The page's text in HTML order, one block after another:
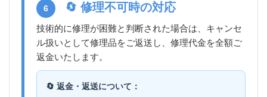
6 🔄 修理不可時の対応
技術的に修理が困難と判断された場合は、キャンセ
ル扱いとして修理品をご返送し、修理代金を全額ご
返金いたします。
🔄 返金・返送について：